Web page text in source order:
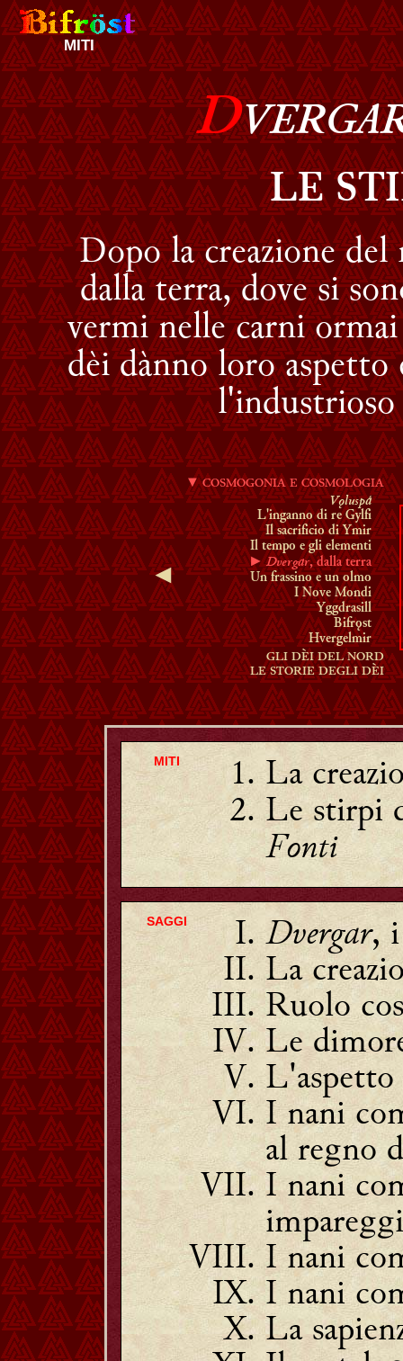
MITI
D
LE
Dopo la creazione
dalla terra, dove si
vermi nelle carni
dèi dànno loro aspetto
◄
▼ COSMOGONIA E COSMOLOGIA
Vǫluspá
L'inganno di re Gylfi
Il sacrificio di Ymir
Il tempo e gli elementi
►Dvergar, dalla terra
Un frassino e un olmo
I Nove Mondi
Yggdrasill
Bifrǫst
Hvergelmir
GLI DÈI DEL NORD
LE STORIE DEGLI DÈI
MITI
La
Le stirpi
Fonti
SAGGI Dvergar,
La
Ruolo
Le
I nani
al regno
I nani
I nani
I nani
La